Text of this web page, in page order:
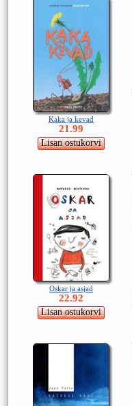
Kaka ja kevad
21.99
Oskar ja asjad
22.92